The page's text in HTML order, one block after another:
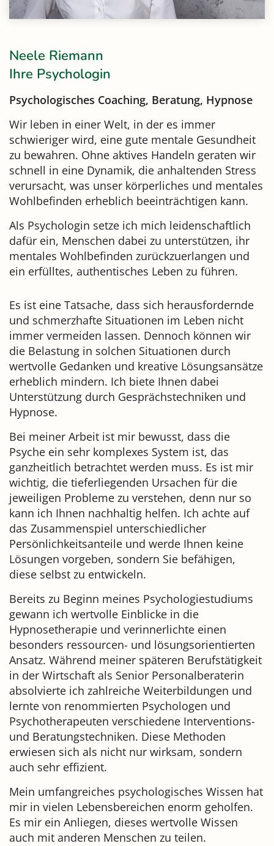
Neele Riemann
Ihre Psychologin
Psychologisches Coaching, Beratung, Hypnose
Wir leben in einer Welt, in der es immer
schwieriger wird, eine gute mentale Gesundheit
zu bewahren. Ohne aktives Handeln geraten wir
schnell in eine Dynamik, die anhaltenden Stress
verursacht, was unser körperliches und mentales
Wohlbefinden erheblich beeinträchtigen kann.
Als Psychologin setze ich mich leidenschaftlich
dafür ein, Menschen dabei zu unterstützen, ihr
mentales Wohlbefinden zurückzuerlangen und
ein erfülltes, authentisches Leben zu führen.
Es ist eine Tatsache, dass sich herausfordernde
und schmerzhafte Situationen im Leben nicht
immer vermeiden lassen. Dennoch können wir
die Belastung in solchen Situationen durch
wertvolle Gedanken und kreative Lösungsansätze
erheblich mindern. Ich biete Ihnen dabei
Unterstützung durch Gesprächstechniken und
Hypnose.
Bei meiner Arbeit ist mir bewusst, dass die
Psyche ein sehr komplexes System ist, das
ganzheitlich betrachtet werden muss. Es ist mir
wichtig, die tieferliegenden Ursachen für die
jeweiligen Probleme zu verstehen, denn nur so
kann ich Ihnen nachhaltig helfen. Ich achte auf
das Zusammenspiel unterschiedlicher
Persönlichkeitsanteile und werde Ihnen keine
Lösungen vorgeben, sondern Sie befähigen,
diese selbst zu entwickeln.
Bereits zu Beginn meines Psychologiestudiums
gewann ich wertvolle Einblicke in die
Hypnosetherapie und verinnerlichte einen
besonders ressourcen- und lösungsorientierten
Ansatz. Während meiner späteren Berufstätigkeit
in der Wirtschaft als Senior Personalberaterin
absolvierte ich zahlreiche Weiterbildungen und
lernte von renommierten Psychologen und
Psychotherapeuten verschiedene Interventions-
und Beratungstechniken. Diese Methoden
erwiesen sich als nicht nur wirksam, sondern
auch sehr effizient.
Mein umfangreiches psychologisches Wissen hat
mir in vielen Lebensbereichen enorm geholfen.
Es mir ein Anliegen, dieses wertvolle Wissen
auch mit anderen Menschen zu teilen.